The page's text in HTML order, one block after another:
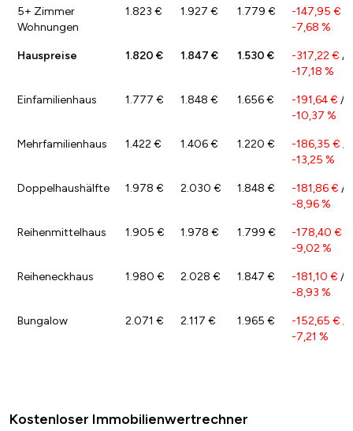
5+ Zimmer
Wohnungen
1.823 € 1.927 € 1.779 € -147,95 €
-7,68 %
Hauspreise 1.820 € 1.847 € 1.530 € -317,22 € /
-17,18 %
Einfamilienhaus 1.777 € 1.848 € 1.656 € -191,64 € /
-10,37 %
Mehrfamilienhaus 1.422 € 1.406 € 1.220 € -186,35 € /
-13,25 %
Doppelhaushälfte 1.978 € 2.030 € 1.848 € -181,86 € /
-8,96 %
Reihenmittelhaus 1.905 € 1.978 € 1.799 € -178,40 €
-9,02 %
Reiheneckhaus 1.980 € 2.028 € 1.847 € -181,10 € /
-8,93 %
Bungalow 2.071 € 2.117 € 1.965 € -152,65 € /
-7,21 %
Kostenloser Immobilienwertrechner